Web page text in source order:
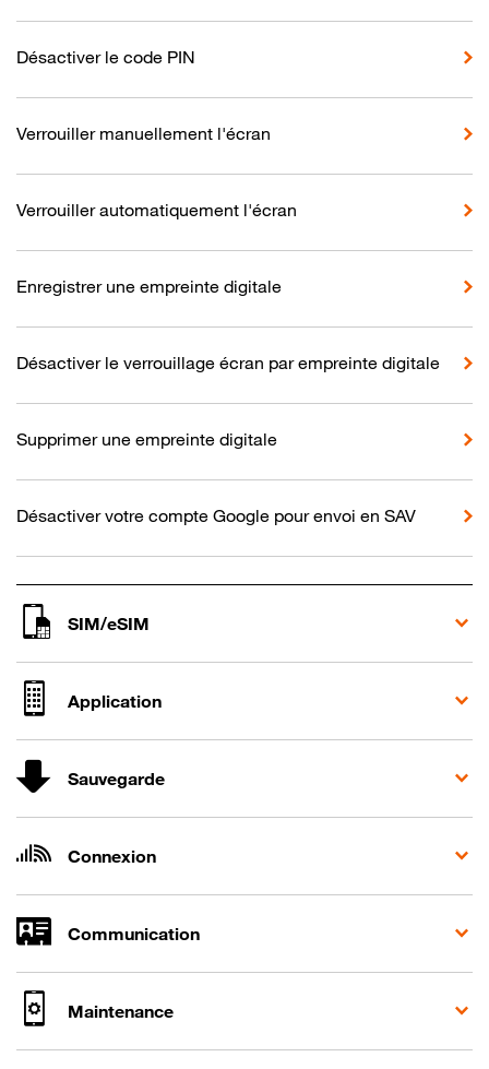
Désactiver le code PIN
Verrouiller manuellement l'écran
Verrouiller automatiquement l'écran
Enregistrer une empreinte digitale
Désactiver le verrouillage écran par empreinte digitale
Supprimer une empreinte digitale
Désactiver votre compte Google pour envoi en SAV
SIM/eSIM
Application
Sauvegarde
Connexion
Communication
Maintenance